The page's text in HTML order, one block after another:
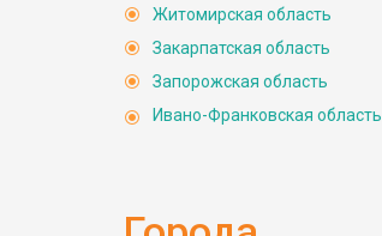
Житомирская область
Закарпатская область
Запорожская область
Ивано-Франковская область